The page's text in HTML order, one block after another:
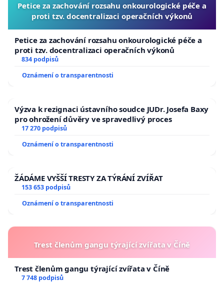
Petice za zachování rozsahu onkourologické péče a
proti tzv. docentralizaci operačních výkonů
Petice za zachování rozsahu onkourologické péče a
proti tzv. docentralizaci operačních výkonů
834 podpisů
Oznámení o transparentnosti
Výzva k rezignaci ústavního soudce JUDr. Josefa Baxy
pro ohrožení důvěry ve spravedlivý proces
17 270 podpisů
Oznámení o transparentnosti
ŽÁDÁME VYŠŠÍ TRESTY ZA TÝRÁNÍ ZVÍŘAT
153 653 podpisů
Oznámení o transparentnosti
Trest členům gangu týrající zvířata v Číně
Trest členům gangu týrající zvířata v Číně
7 748 podpisů